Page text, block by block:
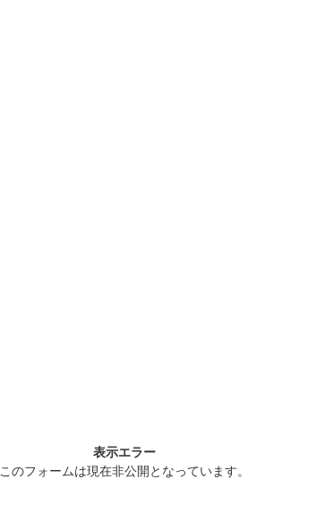
表示エラー
このフォームは現在非公開となっています。